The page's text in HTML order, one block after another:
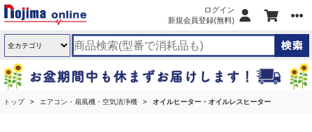
ログイン
新規会員登録(無料)
トップ エアコン・扇風機・空気清浄機 オイルヒーター・オイルレスヒーター